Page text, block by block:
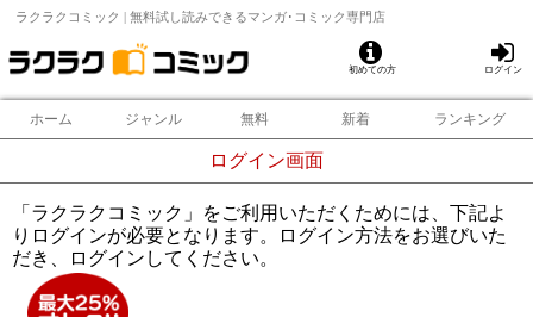
ラクラクコミック | 無料試し読みできるマンガ･コミック専門店
初めての方 ログイン
ホーム ジャンル 無料 新着 ランキング
ログイン画面
「ラクラクコミック」をご利用いただくためには、下記よ
りログインが必要となります。ログイン方法をお選びいた
だき、ログインしてください。